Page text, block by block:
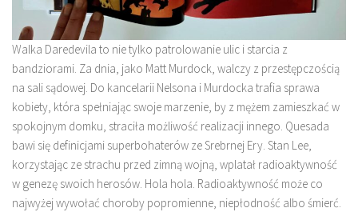
Walka Daredevila to nie tylko patrolowanie ulic i starcia z
bandziorami. Za dnia, jako Matt Murdock, walczy z przestępczością
na sali sądowej. Do kancelarii Nelsona i Murdocka trafia sprawa
kobiety, która spełniając swoje marzenie, by z mężem zamieszkać w
spokojnym domku, straciła możliwość realizacji innego. Quesada
bawi się definicjami superbohaterów ze Srebrnej Ery. Stan Lee,
korzystając ze strachu przed zimną wojną, wplatał radioaktywność
w genezę swoich herosów. Hola hola. Radioaktywność może co
najwyżej wywołać choroby popromienne, niepłodność albo śmierć.